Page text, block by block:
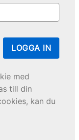
LOGGA IN
med
till din
kan du